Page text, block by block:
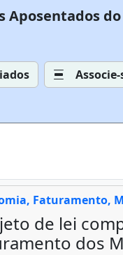
Aposentados
Associe-
Faturamento,
de lei
dos